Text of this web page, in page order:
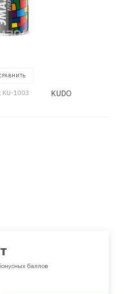
KU-1003 KUDO
баллов